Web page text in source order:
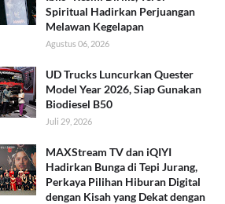
Spiritual Hadirkan Perjuangan
Melawan Kegelapan
Agustus 06, 2026
UD Trucks Luncurkan Quester
Model Year 2026, Siap Gunakan
Biodiesel B50
Juli 29, 2026
MAXStream TV dan iQIYI
Hadirkan Bunga di Tepi Jurang,
Perkaya Pilihan Hiburan Digital
dengan Kisah yang Dekat dengan